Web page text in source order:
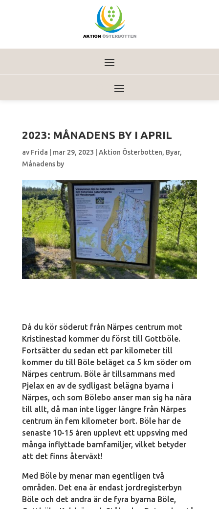
2023: MÅNADENS BY I APRIL
av Frida mar 29, 2023 Aktion Österbotten, Byar,
Månadens by
Då du kör söderut från Närpes centrum mot
Kristinestad kommer du först till Gottböle.
Fortsätter du sedan ett par kilometer till
kommer du till Böle beläget ca 5 km söder om
Närpes centrum. Böle är tillsammans med
Pjelax en av de sydligast belägna byarna i
Närpes, och som Bölebo anser man sig ha nära
till allt, då man inte ligger längre från Närpes
centrum än fem kilometer bort. Böle har de
senaste 10-15 åren upplevt ett uppsving med
många inflyttade barnfamiljer, vilket betyder
att det finns återväxt!
Med Böle by menar man egentligen två
områden. Det ena är endast jordregisterbyn
Böle och det andra är de fyra byarna Böle,